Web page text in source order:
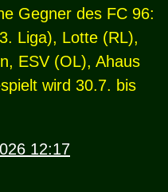
Gegner des FC 96:
Liga), Lotte (RL),
ESV (OL), Ahaus
wird 30.7. bis
12:17